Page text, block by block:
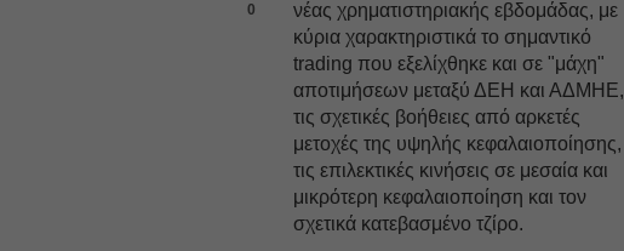
0
νέας χρηματιστηριακής εβδομάδας, με
κύρια χαρακτηριστικά το σημαντικό
trading που εξελίχθηκε και σε "μάχη"
αποτιμήσεων μεταξύ ΔΕΗ και ΑΔΜΗΕ,
τις σχετικές βοήθειες από αρκετές
μετοχές της υψηλής κεφαλαιοποίησης,
τις επιλεκτικές κινήσεις σε μεσαία και
μικρότερη κεφαλαιοποίηση και τον
σχετικά κατεβασμένο τζίρο.